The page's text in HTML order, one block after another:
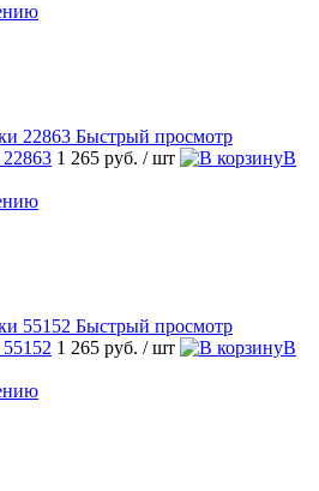
Быстрый просмотр
1 265 руб. / шт
В
Быстрый просмотр
1 265 руб. / шт
В